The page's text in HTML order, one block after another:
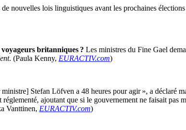
nouvelles lois linguistiques avant les prochaines
britanniques ? Les ministres du Fine Gael
. (Paula Kenny, EURACTIV.com)
Stefan Löfven a 48 heures pour agir », a déclaré
ajoutant que si le gouvernement ne faisait
Vanttinen, EURACTIV.com)